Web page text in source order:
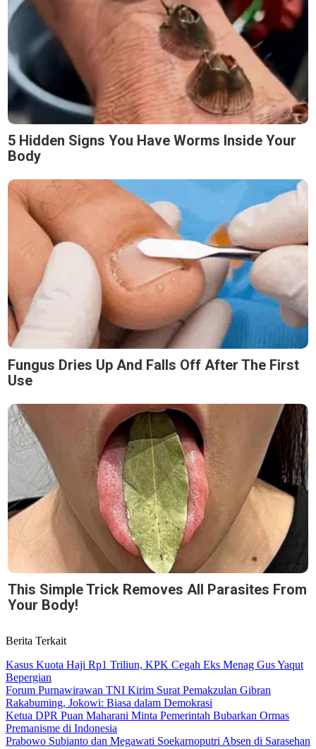
5 Hidden Signs You Have Worms Inside Your
Body
Fungus Dries Up And Falls Off After The First
Use
This Simple Trick Removes All Parasites From
Your Body!
Berita Terkait
Kasus Kuota Haji Rp1 Triliun, KPK Cegah Eks Menag Gus Yaqut
Bepergian
Forum Purnawirawan TNI Kirim Surat Pemakzulan Gibran
Rakabuming, Jokowi: Biasa dalam Demokrasi
Ketua DPR Puan Maharani Minta Pemerintah Bubarkan Ormas
Premanisme di Indonesia
Prabowo Subianto dan Megawati Soekarnoputri Absen di Sarasehan